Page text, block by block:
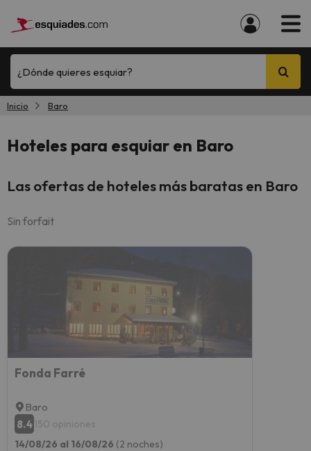
¿Dónde quieres esquiar?
Inicio Baro
Hoteles para esquiar en Baro
Las ofertas de hoteles más baratas en Baro
Sin forfait
Fonda Farré
Baro
8.4150 opiniones
14/08/26 al 16/08/26 (2 noches)